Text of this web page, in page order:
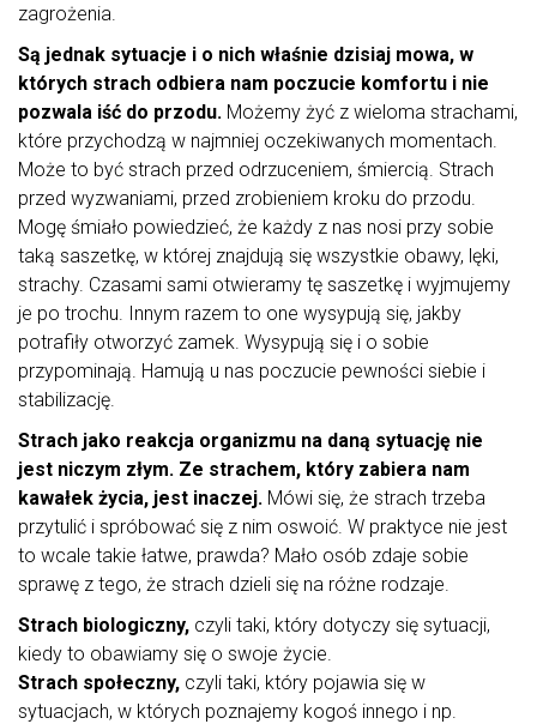
zagrożenia.
Są jednak sytuacje i o nich właśnie dzisiaj mowa, w
których strach odbiera nam poczucie komfortu i nie
pozwala iść do przodu. Możemy żyć z wieloma strachami,
które przychodzą w najmniej oczekiwanych momentach.
Może to być strach przed odrzuceniem, śmiercią. Strach
przed wyzwaniami, przed zrobieniem kroku do przodu.
Mogę śmiało powiedzieć, że każdy z nas nosi przy sobie
taką saszetkę, w której znajdują się wszystkie obawy, lęki,
strachy. Czasami sami otwieramy tę saszetkę i wyjmujemy
je po trochu. Innym razem to one wysypują się, jakby
potrafiły otworzyć zamek. Wysypują się i o sobie
przypominają. Hamują u nas poczucie pewności siebie i
stabilizację.
Strach jako reakcja organizmu na daną sytuację nie
jest niczym złym. Ze strachem, który zabiera nam
kawałek życia, jest inaczej. Mówi się, że strach trzeba
przytulić i spróbować się z nim oswoić. W praktyce nie jest
to wcale takie łatwe, prawda? Mało osób zdaje sobie
sprawę z tego, że strach dzieli się na różne rodzaje.
Strach biologiczny, czyli taki, który dotyczy się sytuacji,
kiedy to obawiamy się o swoje życie.
Strach społeczny, czyli taki, który pojawia się w
sytuacjach, w których poznajemy kogoś innego i np.